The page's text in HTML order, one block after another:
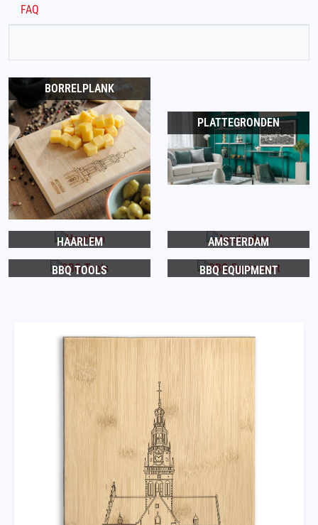
FAQ
BORRELPLANK
PLATTEGRONDEN
HAARLEM AMSTERDAM
BBQ TOOLS BBQ EQUIPMENT